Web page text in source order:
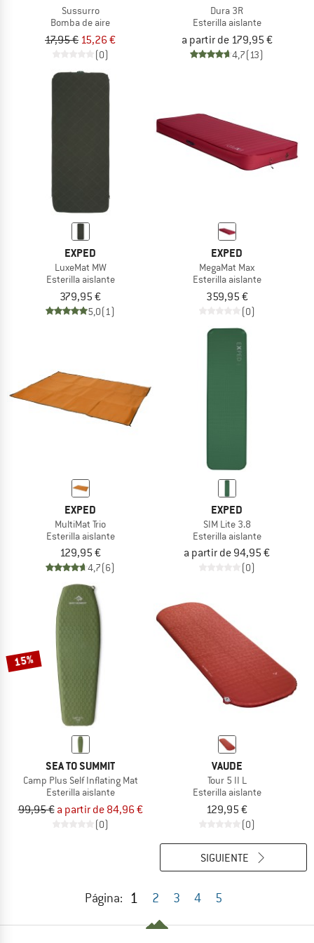
Sussurro
Bomba de aire
17,95 € 15,26 €
(0)
Dura 3R
Esterilla aislante
a partir de 179,95 €
4,7(13)
EXPED
LuxeMat MW
Esterilla aislante
379,95 €
5,0(1)
EXPED
MegaMat Max
Esterilla aislante
359,95 €
(0)
EXPED
MultiMat Trio
Esterilla aislante
129,95 €
4,7(6)
EXPED
SIM Lite 3.8
Esterilla aislante
a partir de 94,95 €
(0)
15%
SEA TO SUMMIT
Camp Plus Self Inflating Mat
Esterilla aislante
99,95 € a partir de 84,96 €
(0)
VAUDE
Tour 5 II L
Esterilla aislante
129,95 €
(0)
Página: 1 2 3 4 5
SIGUIENTE